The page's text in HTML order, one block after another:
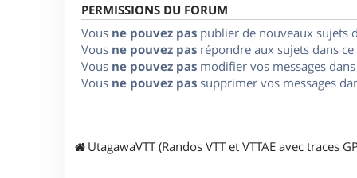
PERMISSIONS DU FORUM
Vous ne pouvez pas publier de nouveaux sujets
Vous ne pouvez pas répondre aux sujets dans
Vous ne pouvez pas modifier vos messages
Vous ne pouvez pas supprimer vos messages
UtagawaVTT (Randos VTT et VTTAE avec traces